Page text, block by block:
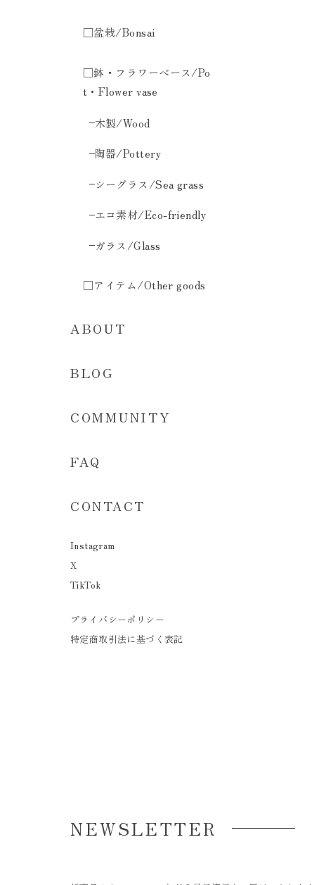
□盆栽/Bonsai
□鉢・フラワーベース/Po
t・Flower vase
木製/Wood
陶器/Pottery
シーグラス/Sea grass
エコ素材/Eco-friendly
ガラス/Glass
□アイテム/Other goods
ABOUT
BLOG
COMMUNITY
FAQ
CONTACT
Instagram
X
TikTok
プライバシーポリシー
特定商取引法に基づく表記
NEWSLETTER